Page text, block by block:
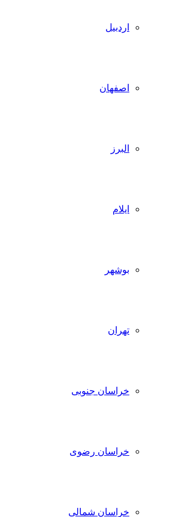
اردبیل
اصفهان
البرز
ایلام
بوشهر
تهران
خراسان جنوبی
خراسان رضوی
خراسان شمالی